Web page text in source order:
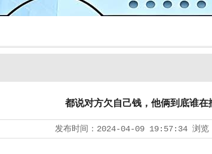
都说对方欠自己钱，他俩到底谁在
发布时间： 2024-04-09 19:57:34 浏览